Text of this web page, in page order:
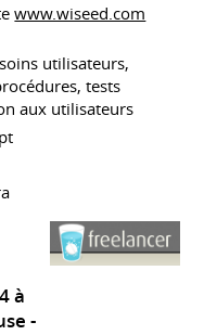
www.wiseed.com
utilisateurs,
tests
aux utilisateurs
à